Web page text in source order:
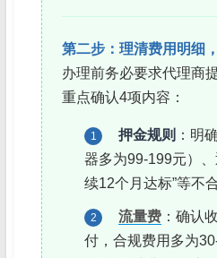
第二步：理清费用明细
办理前务必要求代理商
重点确认4项内容：
1 押金规则 ：明
器多为99-199元）
续12个月达标”等不
2 流量费 ：确认
付，合规费用多为